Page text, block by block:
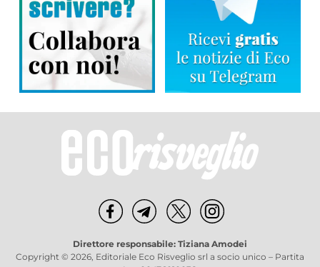
Direttore responsabile: Tiziana Amodei
Copyright © 2026, Editoriale Eco Risveglio srl a socio unico – Partita